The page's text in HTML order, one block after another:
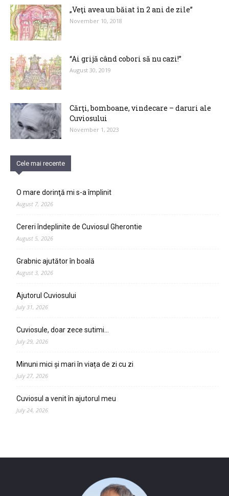
„Veţi avea un băiat în 2 ani de zile”
November 10, 2018
“Ai grijă când cobori să nu cazi!”
August 30, 2019
Cărţi, bomboane, vindecare – daruri ale
Cuviosului
November 1, 2023
Cele mai recente
O mare dorinţă mi s-a împlinit
August 7, 2026
Cereri îndeplinite de Cuviosul Gherontie
August 5, 2026
Grabnic ajutător în boală
August 3, 2026
Ajutorul Cuviosului
July 31, 2026
Cuviosule, doar zece sutimi…
July 29, 2026
Minuni mici și mari în viața de zi cu zi
July 27, 2026
Cuviosul a venit în ajutorul meu
July 24, 2026